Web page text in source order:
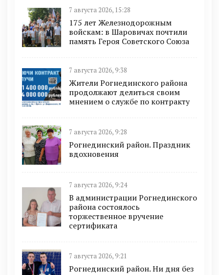
7 августа 2026, 15:28
175 лет Железнодорожным
войскам: в Шаровичах почтили
память Героя Советского Союза
7 августа 2026, 9:38
Жители Рогнединского района
продолжают делиться своим
мнением о службе по контракту
7 августа 2026, 9:28
Рогнединский район. Праздник
вдохновения
7 августа 2026, 9:24
В администрации Рогнединского
района состоялось
торжественное вручение
сертификата
7 августа 2026, 9:21
Рогнединский район. Ни дня без